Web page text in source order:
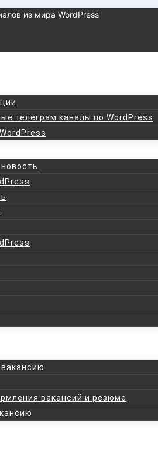
из мира WordPress
телеграм каналы по WordPress
вакансий и резюме